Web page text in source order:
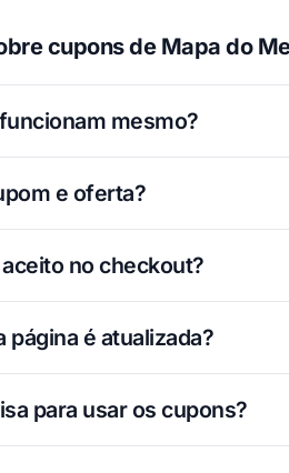
cupons de Mapa do
mesmo?
e oferta?
no checkout?
é atualizada?
para usar os cupons?